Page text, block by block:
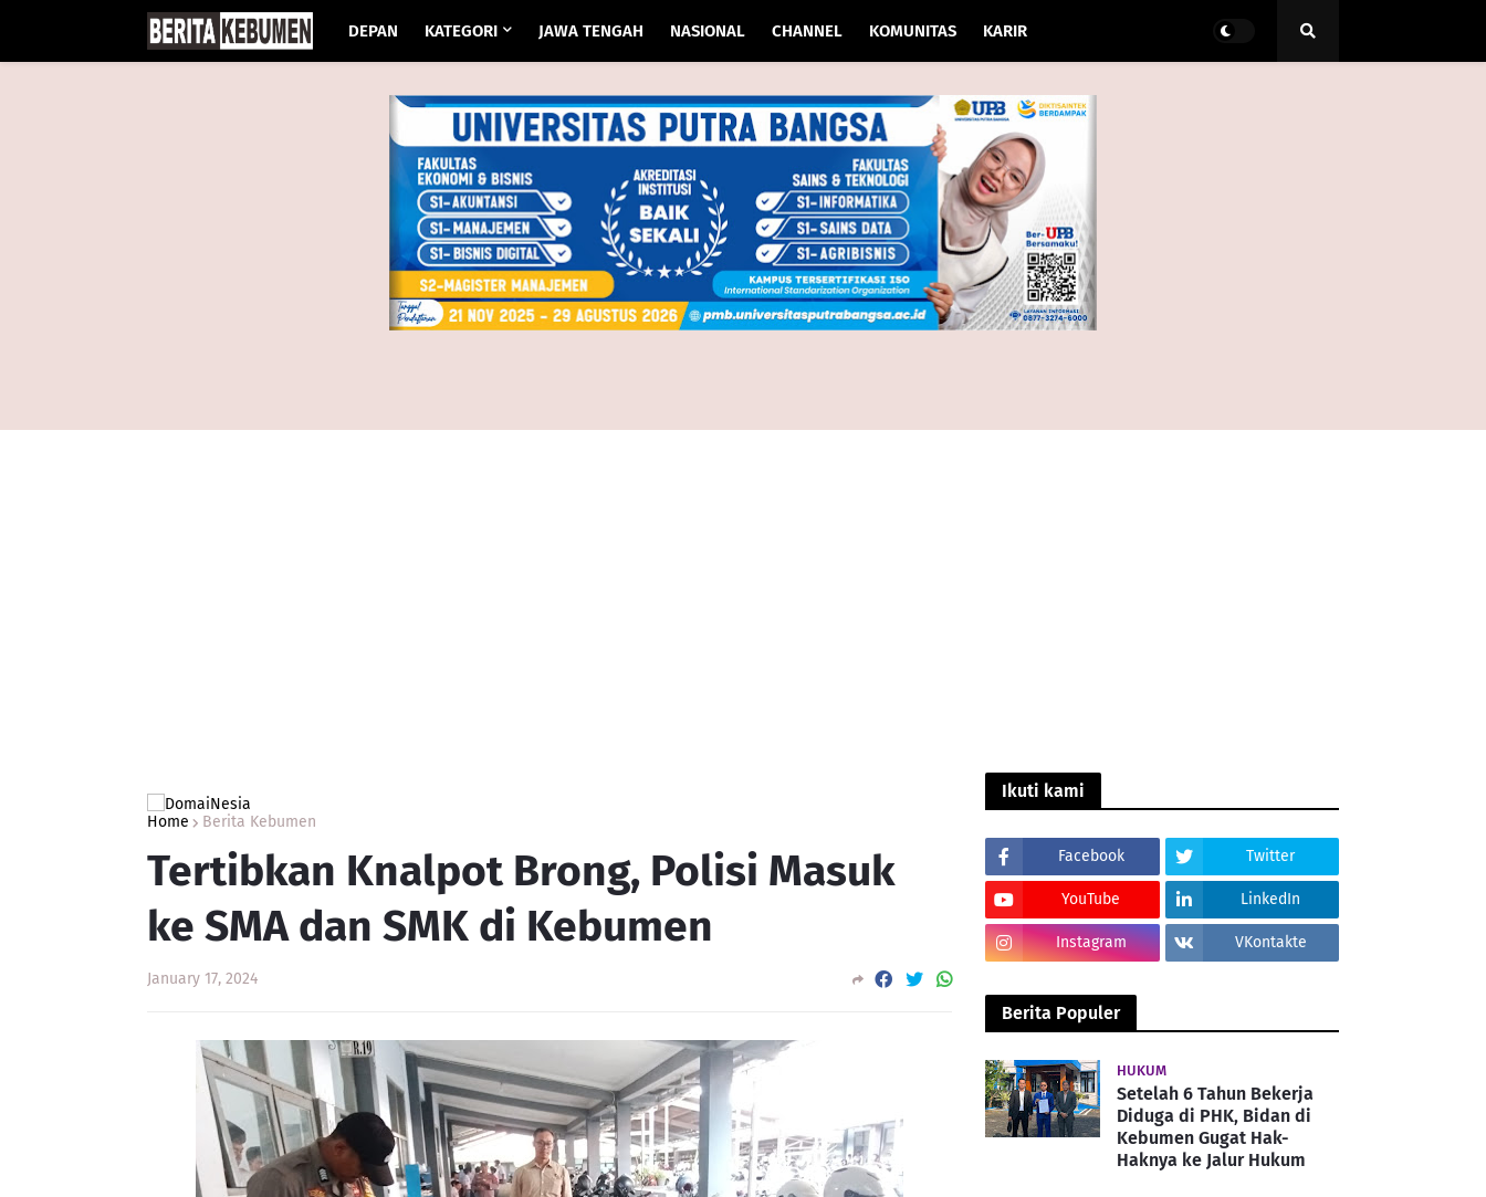
DEPAN KATEGORI JAWA TENGAH NASIONAL CHANNEL KOMUNITAS KARIR
Home Berita Kebumen
Tertibkan Knalpot Brong, Polisi Masuk
ke SMA dan SMK di Kebumen
January 17, 2024
Ikuti kami
Facebook Twitter
YouTube LinkedIn
Instagram VKontakte
Berita Populer
HUKUM
Setelah 6 Tahun Bekerja
Diduga di PHK, Bidan di
Kebumen Gugat Hak-
Haknya ke Jalur Hukum